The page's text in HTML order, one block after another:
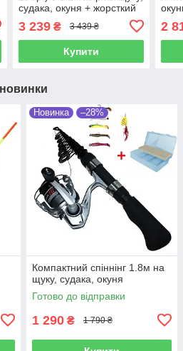
судака, окуня + жорсткий
3 239₴ 3 439 ₴
Купити
2
новинки
Новинка –28%
Компактний спіннінг 1.8м на
щуку, судака, окуня
Готово до відправки
1 290 ₴ 1 790 ₴